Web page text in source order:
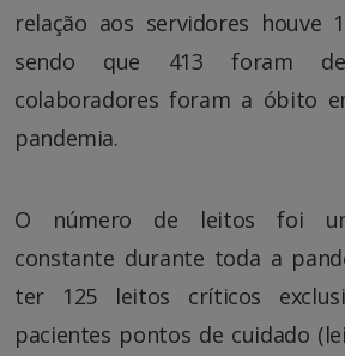
relação aos servidores houve
sendo que 413 foram
colaboradores foram a óbito
pandemia.
O número de leitos foi
constante durante toda a
ter 125 leitos críticos
pacientes pontos de cuidado